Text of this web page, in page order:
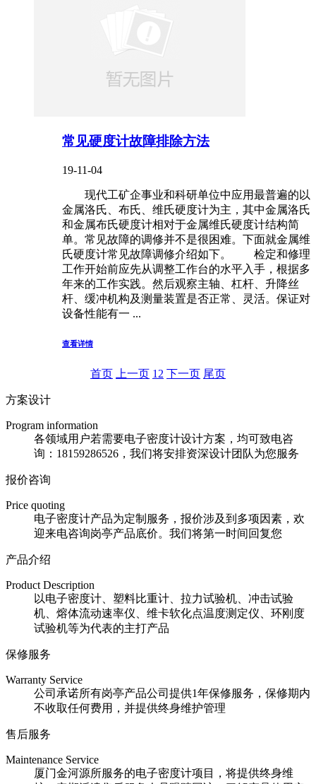
常见硬度计故障排除方法
19-11-04
现代工矿企事业和科研单位中应用最普遍的以
金属洛氏、布氏、维氏硬度计为主，其中金属洛氏
和金属布氏硬度计相对于金属维氏硬度计结构简
单。常见故障的调修并不是很困难。下面就金属维
氏硬度计常见故障调修介绍如下。 检定和修理
工作开始前应先从调整工作台的水平入手，根据多
年来的工作实践。然后观察主轴、杠杆、升降丝
杆、缓冲机构及测量装置是否正常、灵活。保证对
设备性能有一 ...
查看详情
首页 上一页 1 2 下一页 尾页
方案设计
Program information
各领域用户若需要电子密度计设计方案，均可致电咨
询：18159286526，我们将安排资深设计团队为您服务
报价咨询
Price quoting
电子密度计产品为定制服务，报价涉及到多项因素，欢
迎来电咨询岗亭产品底价。我们将第一时间回复您
产品介绍
Product Description
以电子密度计、塑料比重计、拉力试验机、冲击试验
机、熔体流动速率仪、维卡软化点温度测定仪、环刚度
试验机等为代表的主打产品
保修服务
Warranty Service
公司承诺所有岗亭产品公司提供1年保修服务，保修期内
不收取任何费用，并提供终身维护管理
售后服务
Maintenance Service
厦门金河源所服务的电子密度计项目，将提供终身维